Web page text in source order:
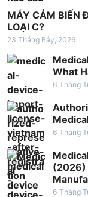
à
i
v
i
ế
t
MÁY CẢM BIẾN
LOẠI C?
23 Tháng Bảy, 2026
What
6 Tháng
6 Tháng
(2026)
6 Tháng